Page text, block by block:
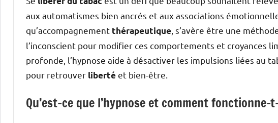
aux automatismes bien ancrés et aux associations
qu’accompagnement thérapeutique , s’avère être une
l’inconscient pour modifier ces comportements et croyances
profonde, l’hypnose aide à désactiver les impulsions liées au
pour retrouver libertéet bien-être.
Qu’est-ce que l’hypnose et comment fonctionne-